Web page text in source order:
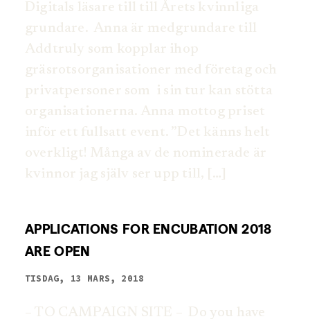
Digitals läsare till till Årets kvinnliga
grundare. Anna är medgrundare till
Addtruly som kopplar ihop
gräsrotsorganisationer med företag och
privatpersoner som i sin tur kan stötta
organisationerna. Anna mottog priset
inför ett fullsatt event. ”Det känns helt
overkligt! Många av de nominerade är
kvinnor jag själv ser upp till, […]
APPLICATIONS FOR ENCUBATION 2018
ARE OPEN
TISDAG, 13 MARS, 2018
– TO CAMPAIGN SITE – Do you have